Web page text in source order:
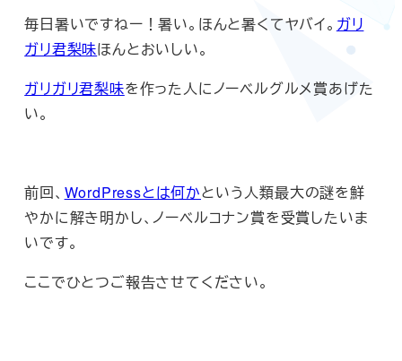
毎日暑いですねー！暑い。ほんと暑くてヤバイ。 ガリ
ガリ君梨味ほんとおいしい。
ガリガリ君梨味を作った人にノーベルグルメ賞あげた
い。
前回、 WordPressとは何かという人類最大の謎を鮮
やかに解き明かし、ノーベルコナン賞を受賞したいま
いです。
ここでひとつご報告させてください。